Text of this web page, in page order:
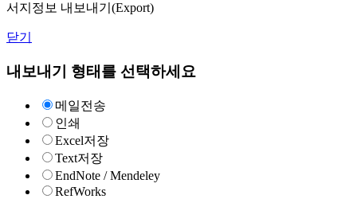
서지정보 내보내기(Export)
닫기
내보내기 형태를 선택하세요
메일전송
인쇄
Excel저장
Text저장
EndNote / Mendeley
RefWorks